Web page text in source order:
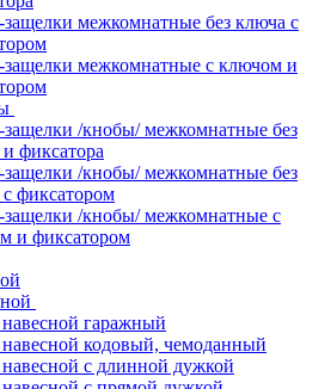
межкомнатные без ключа с
защелки межкомнатные с ключом и
защелки /кнобы/ межкомнатные без
фиксатора
защелки /кнобы/ межкомнатные без
фиксатором
защелки /кнобы/ межкомнатные с
и фиксатором
гаражный
кодовый, чемоданный
с длинной дужкой